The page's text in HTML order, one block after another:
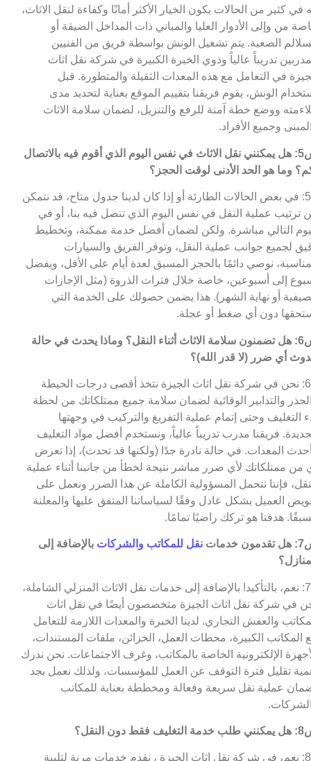
في كثير من الحالات يكون الخيار الأكثر أمانًا وكفاءة لنقل الاثاث،
من وإلى الأدوار العليا والمباني ذات المداخل الضيقة أو
الصعبة. يتم تشغيل الونش بواسطة فريق من الفنيين
تدريباً عالياً وذوي الخبرة الكبيرة في شركة نقل اثاث
في التعامل مع هذه المعدات الثقيلة والمتطورة. قبل
الونش، يقوم فريقنا بتقييم الموقع بعناية لتحديد مدى
ووضع خطة آمنة للرفع والتنزيل، لضمان سلامة الاثاث
وجميع الأفراد.
س5: هل يمكنني نقل الاثاث في نفس اليوم الذي أقوم فيه بالاتصال
وما هو الحد الأدنى لوقت الحجز؟
ج5: في بعض الحالات الطارئة أو إذا كان لدينا جدول متاح، قد نتمكن
ترتيب عملية النقل في نفس اليوم الذي تتصل فيه بنا، أو في
التالي مباشرة. ولكن لضمان أفضل خدمة ممكنة، وتخطيط
لجميع جوانب عملية النقل، وتوفر الفريق والسيارات
نوصي دائمًا بالحجز المسبق لعدة أيام على الأقل، ويفضل
إلى أسبوعين، خاصة خلال فترات الذروة (مثل الإجازات
أو نهاية الشهر). هذا يضمن حصولك على الخدمة التي
دون أي ضغط أو عجلة.
س6: هل تضمنون سلامة الاثاث أثناء النقل؟ وماذا يحدث في حالة
أي ضرر (لا قدر الله)؟
ج6: نحن في شركة نقل اثاث الجيزة نتخذ أقصى درجات الحيطة
والتدابير الوقائية لضمان سلامة جميع ممتلكاتك من لحظة
التغليف وحتى إتمام عملية التفريغ والتركيب في وجهتها
فريقنا مدرب تدريباً عالياً، ونستخدم أفضل مواد التغليف
المعدات. في حالة نادرة جدًا (ولكنها قد تحدث)، إذا تعرض
من ممتلكاتك لأي ضرر مباشر نتيجة لخطأ من جانبنا أثناء عملية
فإننا نتحمل المسؤولية الكاملة عن هذا الضرر ونعمل على
العميل بشكل عادل وفقًا لسياساتنا المتفق عليها والمعلنة
هدفنا هو تركك راضيًا تمامًا.
خدمات نقل للمكاتب والشركات بالإضافة إلى
ج7: نعم، بالتأكيد! بالإضافة إلى خدمات نقل الاثاث المنزلي الشاملة،
في شركة نقل اثاث الجيزة متخصصون أيضًا في نقل اثاث
والعفش التجاري. لدينا الخبرة والمعدات اللازمة للتعامل
المكاتب الكبيرة، محطات العمل، الخزائن، ملفات المستندات،
الإلكترونية الخاصة بالمكاتب، وغرف الاجتماعات. نحن ندرك
تقليل فترة التوقف عن العمل للمؤسسات، ولذلك نعمل بجد
عملية نقل سريعة وفعالة ومخططة بعناية للمكاتب
فقط دون النقل؟
ج8: نعم، في شركة نقل اثاث الجيزة ، نقدم خدمات مرنة لتلبية